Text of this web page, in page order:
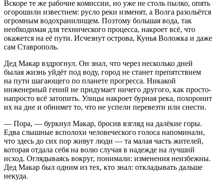
Вскоре те же рабочие комиссии, но уже не столь пылко, опять
огорошили известием: русло реки изменят, а Волга разольётся
огромным водохранилищем. Поэтому большая вода, так
необходимая для технического процесса, накроет всё, что
окажется на её пути. Исчезнут острова, Кунья Воложка и даже
сам Ставрополь.
Дед Макар вздрогнул. Он знал, что через несколько дней
былая жизнь уйдёт под воду, город не станет препятствием
на пути шагающего по планете прогресса. Никакой
инженерный гений не придумает ничего другого, как просто-
напросто всё затопить. Улицы накроет бурная река, похоронит
их на дне и обнимет то, что не успели перевезти или снести.
— Пора, — буркнул Макар, бросив взгляд на далёкие горы.
Едва слышные всполохи человеческого голоса напоминали,
что здесь до сих пор живут люди — та малая часть жителей,
которая отдала себя на волю случая в надежде на лучший
исход. Оглядываясь вокруг, понимали: изменения неизбежны.
Дед Макар был одним из тех, кто знал: откладывать дальше
некуда.